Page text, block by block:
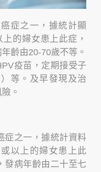
症之一，據統計顯
的婦女患上此症，
齡由20-70歲不等。
疫苗，定期接受子
等。及早發現及治
。
症之一，據統計資料
以上的婦女患上此
發病年齡由二十至七